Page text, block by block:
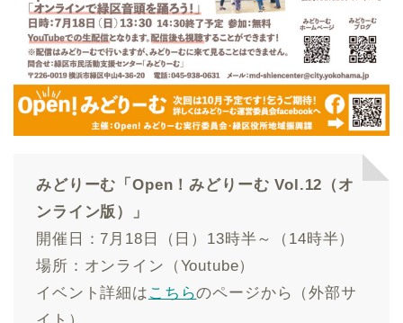
みどりーむ「Open！みどりーむ Vol.12（オ
ンライン版）」
開催日：7月18日（日）13時半～（14時半）
場所：オンライン（Youtube）
イベント詳細は こちらのページから（外部サ